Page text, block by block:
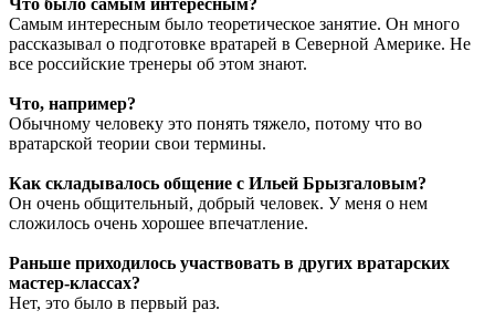
Самым интересным было теоретическое занятие. Он много
рассказывал о подготовке вратарей в Северной Америке. Не
все российские тренеры об этом знают.
Что, например?
Обычному человеку это понять тяжело, потому что во
вратарской теории свои термины.
Как складывалось общение с Ильей Брызгаловым?
Он очень общительный, добрый человек. У меня о нем
сложилось очень хорошее впечатление.
Раньше приходилось участвовать в других вратарских
мастер-классах?
Нет, это было в первый раз.